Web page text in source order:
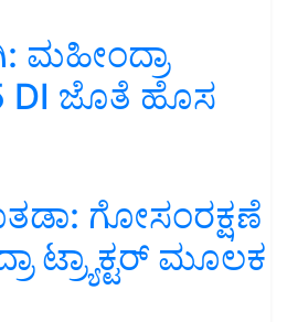
ಮಹೀಂದ್ರಾ
DI ಜೊತೆ ಹೊಸ
ಗೋಸಂರಕ್ಷಣೆ
ಟ್ರ್ಯಾಕ್ಟರ್ ಮೂಲಕ